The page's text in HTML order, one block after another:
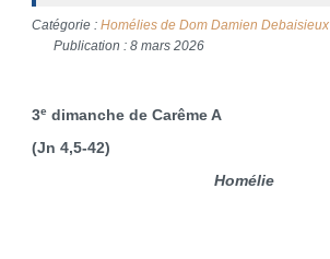
Catégorie : Homélies de Dom Damien Debaisieux
Publication : 8 mars 2026
3edimanche de Carême A
(Jn 4,5-42)
Homélie